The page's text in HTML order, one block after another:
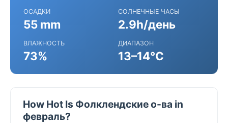
ОСАДКИ
55 mm
СОЛНЕЧНЫЕ ЧАСЫ
2.9h/день
ВЛАЖНОСТЬ
73%
ДИАПАЗОН
13–14°C
How Hot Is Фолклендские о-ва in
февраль?